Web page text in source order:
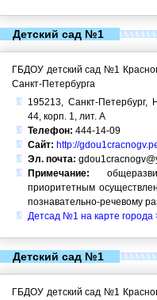
Детский сад №1
ГБДОУ детский сад №1
Санкт-Петербурга
195213, Санкт-Петербург,
44, корп. 1, лит. А
Телефон: 444-14-09
Сайт: http://
Эл. почта:
Примечание:
приоритетным
познавательно-речевому
Детсад №1 на карте города
Детский сад №1
ГБДОУ детский сад №1